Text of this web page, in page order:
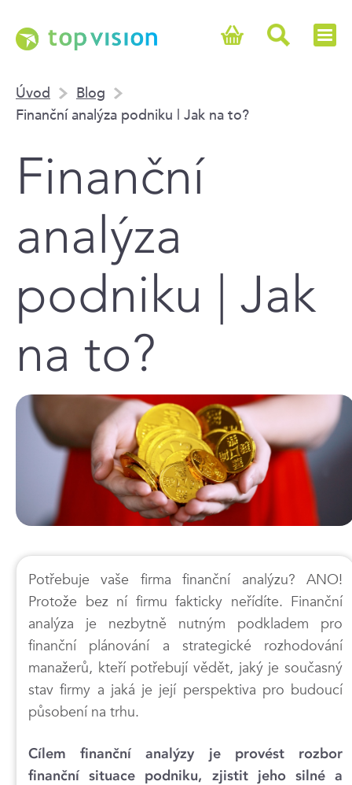
Úvod
Blog
Finanční analýza podniku | Jak na to?
Finanční
analýza
podniku | Jak
na to?
Potřebuje vaše firma finanční analýzu? ANO!
Protože bez ní firmu fakticky neřídíte. Finanční
analýza je nezbytně nutným podkladem pro
finanční plánování a strategické rozhodování
manažerů, kteří potřebují vědět, jaký je současný
stav firmy a jaká je její perspektiva pro budoucí
působení na trhu.
Cílem finanční analýzy je provést rozbor
finanční situace podniku, zjistit jeho silné a